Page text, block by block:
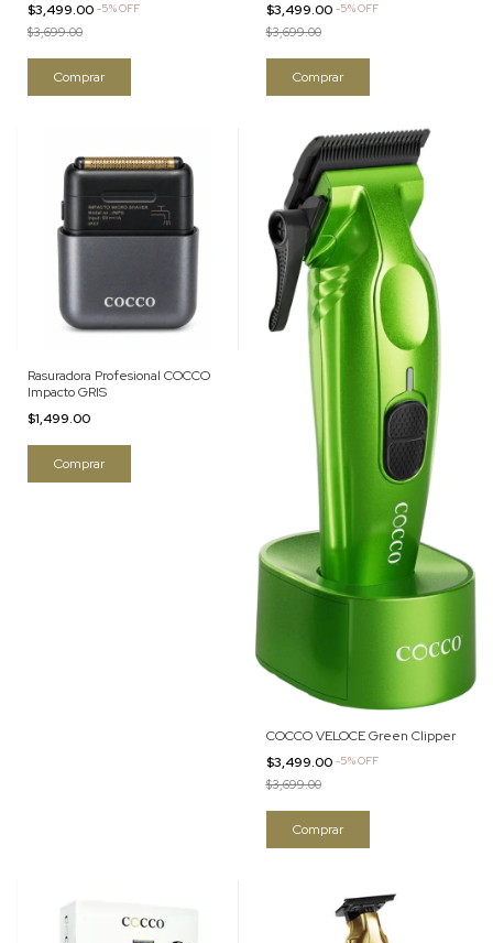
$3,499.00 -5%OFF
$3,699.00
$3,499.00 -5%OFF
$3,699.00
Rasuradora Profesional COCCO
Impacto GRIS
$1,499.00
COCCO VELOCE Green Clipper
$3,499.00 -5%OFF
$3,699.00